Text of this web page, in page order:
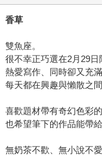
香草
雙魚座。
很不幸正巧選在2月29日
熱愛寫作、同時卻又充
每天都在興趣與懶散之
喜歡題材帶有奇幻色彩的
也希望筆下的作品能帶
無奶茶不歡、無小說不